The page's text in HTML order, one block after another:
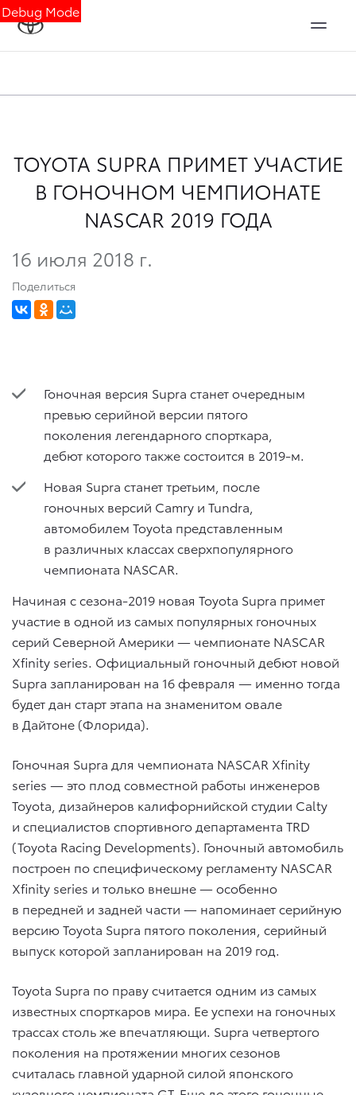
Debug Mode
TOYOTA SUPRA ПРИМЕТ УЧАСТИЕ
В ГОНОЧНОМ ЧЕМПИОНАТЕ
NASCAR 2019 ГОДА
16 июля 2018 г.
Поделиться
Гоночная версия Supra станет очередным
превью серийной версии пятого
поколения легендарного спорткара,
дебют которого также состоится в 2019-м.
Новая Supra станет третьим, после
гоночных версий Camry и Tundra,
автомобилем Toyota представленным
в различных классах сверхпопулярного
чемпионата NASCAR.
Начиная с сезона-2019 новая Toyota Supra примет
участие в одной из самых популярных гоночных
серий Северной Америки — чемпионате NASCAR
Xfinity series. Официальный гоночный дебют новой
Supra запланирован на 16 февраля — именно тогда
будет дан старт этапа на знаменитом овале
в Дайтоне (Флорида).
Гоночная Supra для чемпионата NASCAR Xfinity
series — это плод совместной работы инженеров
Toyota, дизайнеров калифорнийской студии Calty
и специалистов спортивного департамента TRD
(Toyota Racing Developments). Гоночный автомобиль
построен по специфическому регламенту NASCAR
Xfinity series и только внешне — особенно
в передней и задней части — напоминает серийную
версию Toyota Supra пятого поколения, серийный
выпуск которой запланирован на 2019 год.
Toyota Supra по праву считается одним из самых
известных спорткаров мира. Ее успехи на гоночных
трассах столь же впечатляющи. Supra четвертого
поколения на протяжении многих сезонов
считалась главной ударной силой японского